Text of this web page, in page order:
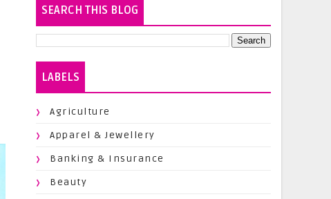
SEARCH THIS BLOG
LABELS
Agriculture
Apparel & Jewellery
Banking & Insurance
Beauty